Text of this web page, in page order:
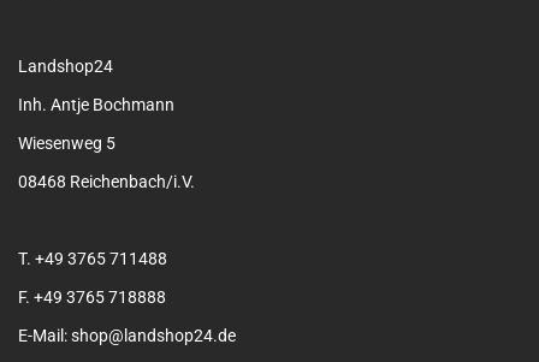
Landshop24
Inh. Antje Bochmann
Wiesenweg 5
08468 Reichenbach/i.V.
T. +49 3765 711488
F. +49 3765 718888
E-Mail: shop@landshop24.de